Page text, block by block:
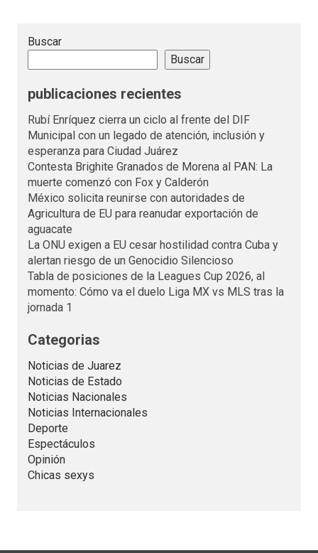
Buscar
Buscar
publicaciones recientes
Rubí Enríquez cierra un ciclo al frente del DIF
Municipal con un legado de atención, inclusión y
esperanza para Ciudad Juárez
Contesta Brighite Granados de Morena al PAN: La
muerte comenzó con Fox y Calderón
México solicita reunirse con autoridades de
Agricultura de EU para reanudar exportación de
aguacate
La ONU exigen a EU cesar hostilidad contra Cuba y
alertan riesgo de un Genocidio Silencioso
Tabla de posiciones de la Leagues Cup 2026, al
momento: Cómo va el duelo Liga MX vs MLS tras la
jornada 1
Categorias
Noticias de Juarez
Noticias de Estado
Noticias Nacionales
Noticias Internacionales
Deporte
Espectáculos
Opinión
Chicas sexys